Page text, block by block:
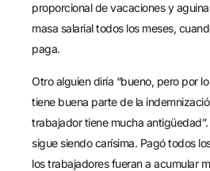
proporcional de vacaciones y
masa salarial todos los meses,
paga.
Otro alguien diría “bueno, pero por
tiene buena parte de la
trabajador tiene mucha
sigue siendo carísima. Pagó todos
los trabajadores fueran a acumular